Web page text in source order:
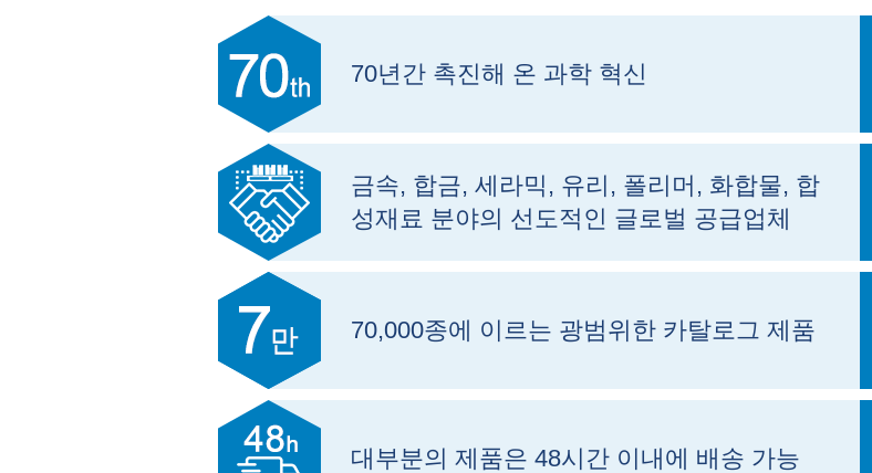
70년간 촉진해 온 과학 혁신
금속, 합금, 세라믹, 유리, 폴리머, 화합물, 합
성재료 분야의 선도적인 글로벌 공급업체
70,000종에 이르는 광범위한 카탈로그 제품
대부분의 제품은 48시간 이내에 배송 가능